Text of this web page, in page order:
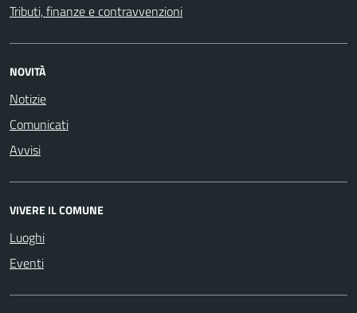
Tributi, finanze e contravvenzioni
NOVITÀ
Notizie
Comunicati
Avvisi
VIVERE IL COMUNE
Luoghi
Eventi